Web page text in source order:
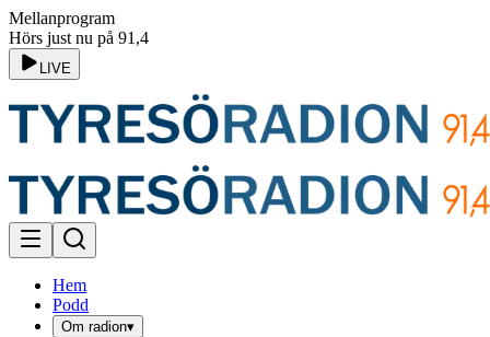
Mellanprogram
Hörs just nu på 91,4
LIVE
Hem
Podd
Om radion▾